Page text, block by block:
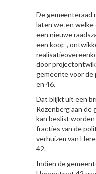
De gemeenteraad
laten weten welke
een nieuwe
een koop-,
door
gemeente voor de
en 46.
Dat blijkt uit een
Rozenberg aan de
kan beslist
fracties van de
verhuizen van
42.
Indien de